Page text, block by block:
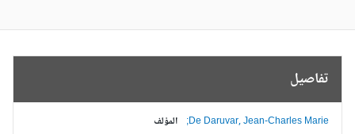
تفاصيل
المؤلف De Daruvar, Jean-Charles Marie;